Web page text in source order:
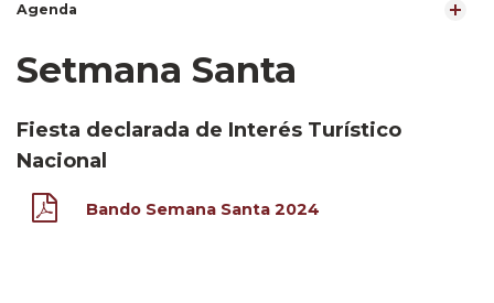
Agenda
Setmana Santa
Fiesta declarada de Interés Turístico
Nacional
Bando Semana Santa 2024